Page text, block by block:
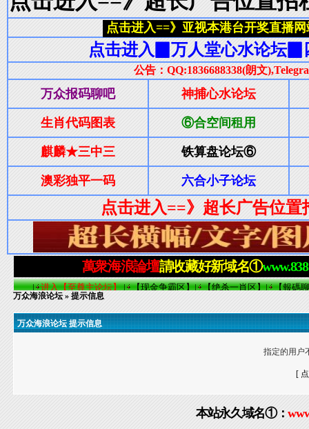
万众海浪论坛 » 提示信息
万众海浪论坛 提示信息
指定的用户
[
本站永久域名①：